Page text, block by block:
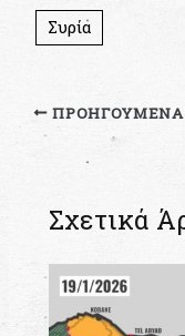
Συρία
ΠΡΟΗΓΟΎΜΕΝΑ
Σχετικά